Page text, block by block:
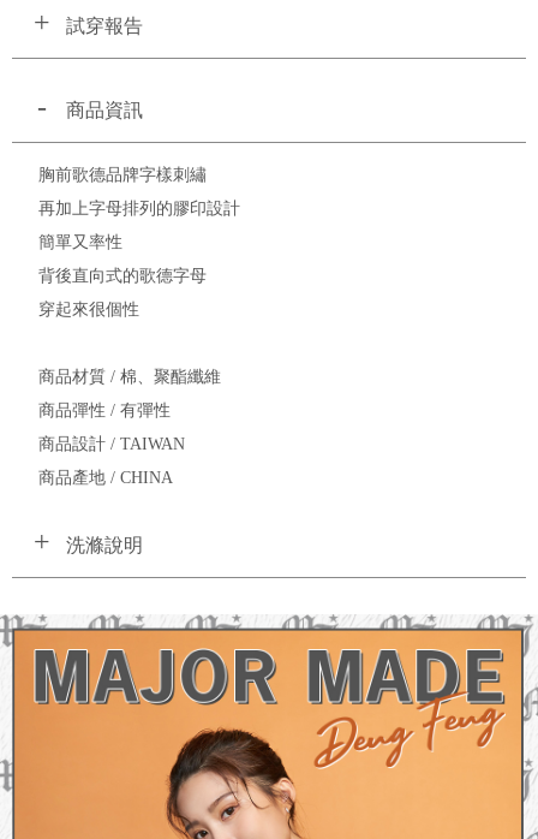
試穿報告
商品資訊
胸前歌德品牌字樣刺繡
再加上字母排列的膠印設計
簡單又率性
背後直向式的歌德字母
穿起來很個性
商品材質 / 棉、聚酯纖維
商品彈性 / 有彈性
商品設計 / TAIWAN
商品產地 / CHINA
洗滌說明